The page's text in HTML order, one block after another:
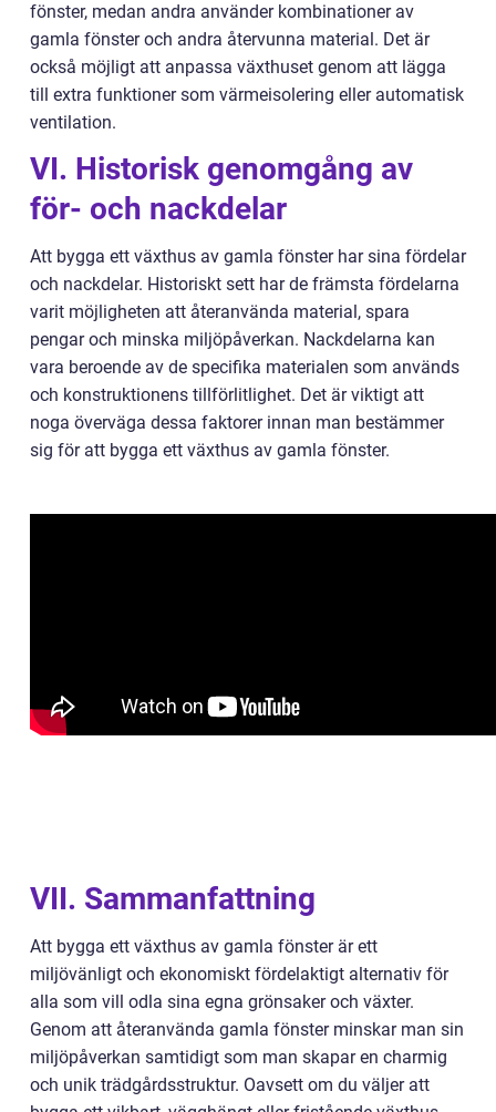
fönster, medan andra använder kombinationer av
gamla fönster och andra återvunna material. Det är
också möjligt att anpassa växthuset genom att lägga
till extra funktioner som värmeisolering eller automatisk
ventilation.
VI. Historisk genomgång av
för- och nackdelar
Att bygga ett växthus av gamla fönster har sina fördelar
och nackdelar. Historiskt sett har de främsta fördelarna
varit möjligheten att återanvända material, spara
pengar och minska miljöpåverkan. Nackdelarna kan
vara beroende av de specifika materialen som används
och konstruktionens tillförlitlighet. Det är viktigt att
noga överväga dessa faktorer innan man bestämmer
sig för att bygga ett växthus av gamla fönster.
VII. Sammanfattning
Att bygga ett växthus av gamla fönster är ett
miljövänligt och ekonomiskt fördelaktigt alternativ för
alla som vill odla sina egna grönsaker och växter.
Genom att återanvända gamla fönster minskar man sin
miljöpåverkan samtidigt som man skapar en charmig
och unik trädgårdsstruktur. Oavsett om du väljer att